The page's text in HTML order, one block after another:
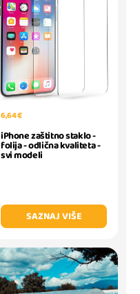
6,64 €
iPhone zaštitno staklo -
folija - odlična kvaliteta -
svi modeli
SAZNAJ VIŠE